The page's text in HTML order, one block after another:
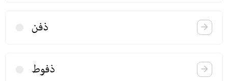
ذفن
ذفوط